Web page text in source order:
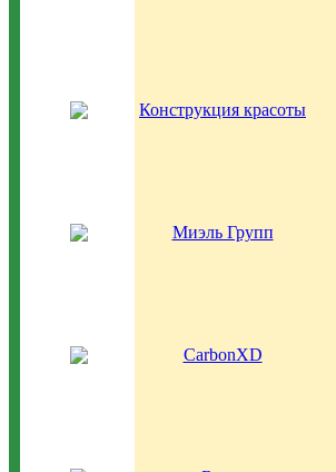
Конструкция красоты
Миэль Групп
CarbonXD